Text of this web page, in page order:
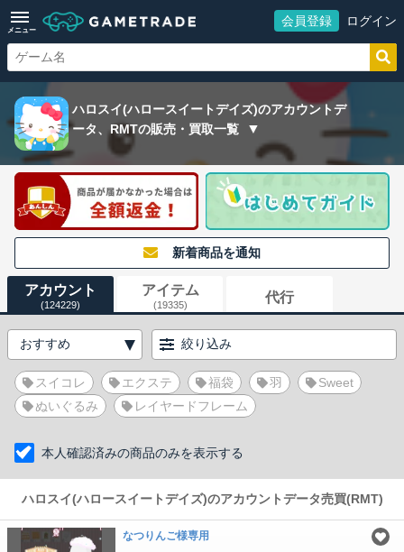
メニュー
会員登録 ログイン
ハロスイ(ハロースイートデイズ)のアカウントデ
ータ、RMTの販売・買取一覧
新着商品を通知
アカウント
(124229)
アイテム
(19335) 代行
絞り込み
スイコレ エクステ 福袋 羽
Sweet
ぬいぐるみ
レイヤードフレーム
本人確認済みの商品のみを表示する
ハロスイ(ハロースイートデイズ)のアカウントデータ売買(RMT)
なつりんご様専用